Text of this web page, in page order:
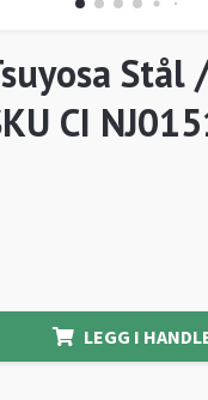
Stål
CI
LEGG I